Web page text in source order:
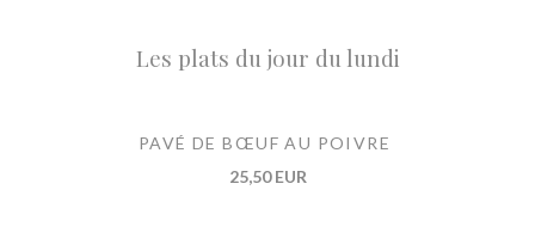
Les plats du jour du lundi
PAVÉ DE BŒUF AU POIVRE
25,50 EUR